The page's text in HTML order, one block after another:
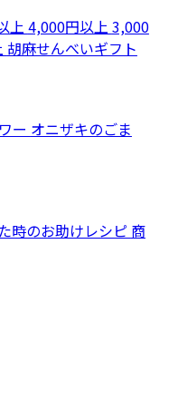
上 4,000円以上 3,000
胡麻せんべいギフト
ー オニザキのごま
時のお助けレシピ 商